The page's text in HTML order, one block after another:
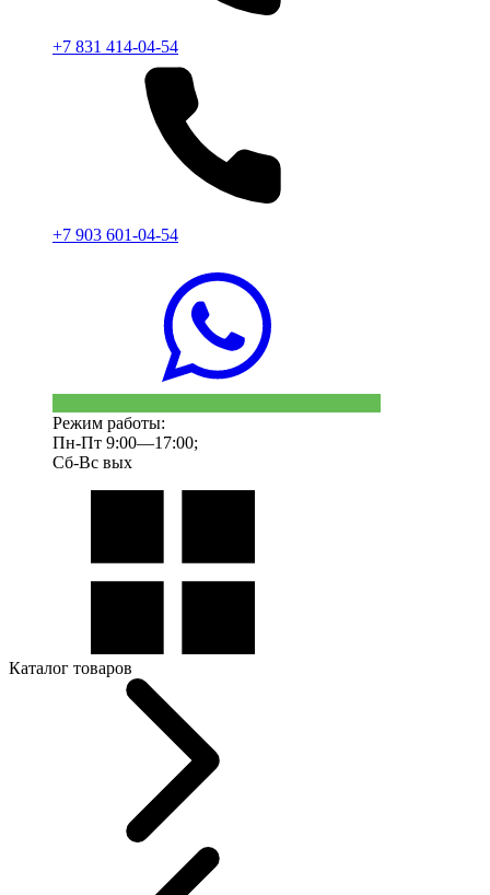
+7 831 414-04-54
+7 903 601-04-54
Режим работы:
Пн-Пт 9:00—17:00;
Сб-Вс вых
Каталог товаров